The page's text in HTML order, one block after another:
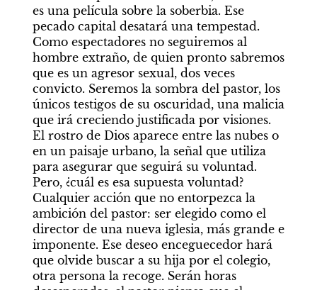
es una película sobre la soberbia. Ese
pecado capital desatará una tempestad.
Como espectadores no seguiremos al
hombre extraño, de quien pronto sabremos
que es un agresor sexual, dos veces
convicto. Seremos la sombra del pastor, los
únicos testigos de su oscuridad, una malicia
que irá creciendo justificada por visiones.
El rostro de Dios aparece entre las nubes o
en un paisaje urbano, la señal que utiliza
para asegurar que seguirá su voluntad.
Pero, ¿cuál es esa supuesta voluntad?
Cualquier acción que no entorpezca la
ambición del pastor: ser elegido como el
director de una nueva iglesia, más grande e
imponente. Ese deseo enceguecedor hará
que olvide buscar a su hija por el colegio,
otra persona la recoge. Serán horas